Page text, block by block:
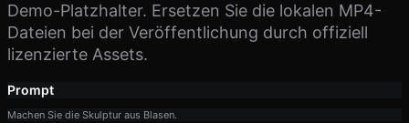
Demo-Platzhalter. Ersetzen Sie die lokalen MP4-
Dateien bei der Veröffentlichung durch offiziell
lizenzierte Assets.
Prompt
Machen Sie die Skulptur aus Blasen.